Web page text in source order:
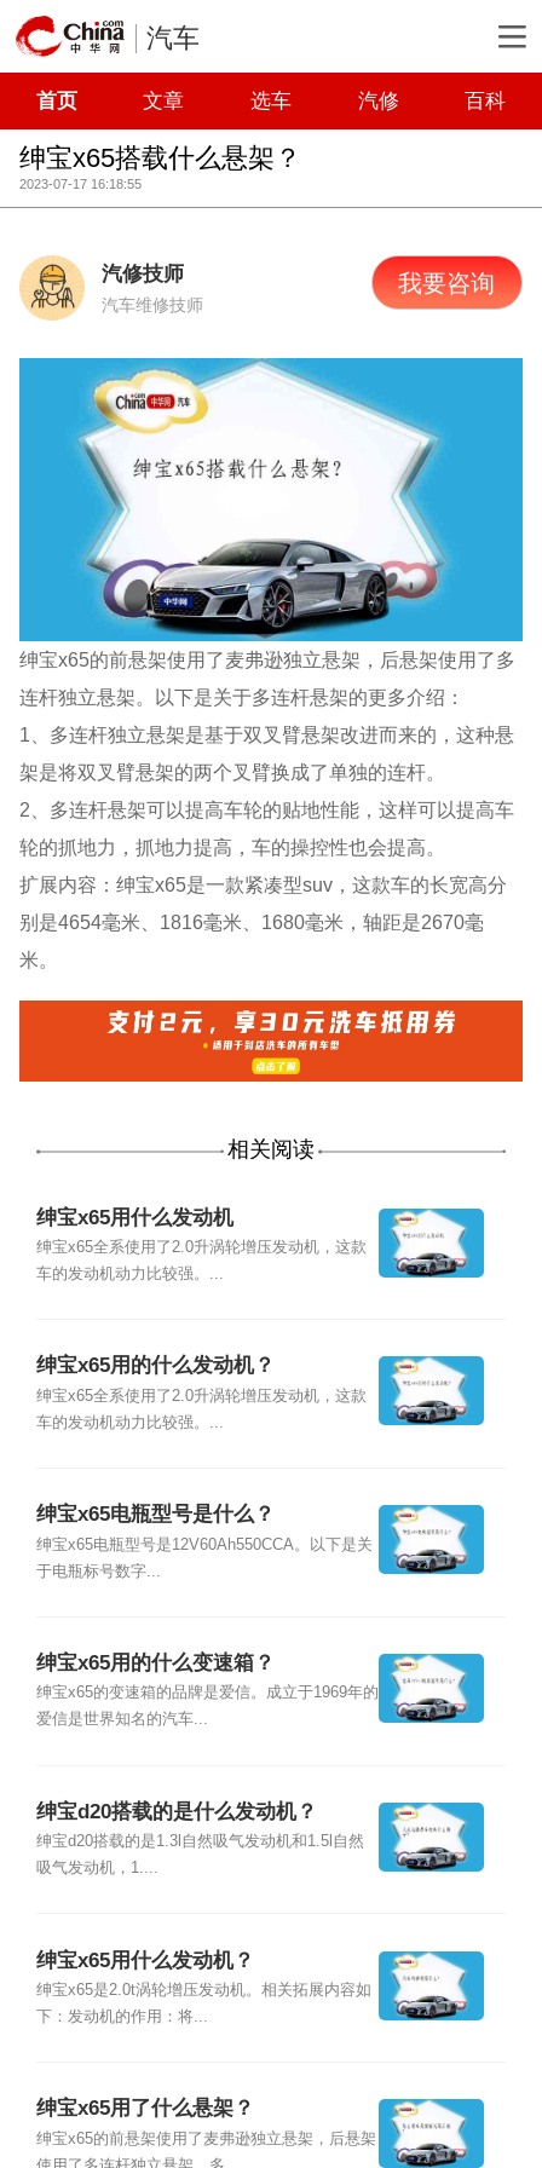
汽车
首页 文章 选车 汽修 百科
绅宝x65搭载什么悬架？
2023-07-17 16:18:55
汽修技师
汽车维修技师
我要咨询
绅宝x65的前悬架使用了麦弗逊独立悬架，后悬架使用了多
连杆独立悬架。以下是关于多连杆悬架的更多介绍：
1、多连杆独立悬架是基于双叉臂悬架改进而来的，这种悬
架是将双叉臂悬架的两个叉臂换成了单独的连杆。
2、多连杆悬架可以提高车轮的贴地性能，这样可以提高车
轮的抓地力，抓地力提高，车的操控性也会提高。
扩展内容：绅宝x65是一款紧凑型suv，这款车的长宽高分
别是4654毫米、1816毫米、1680毫米，轴距是2670毫
米。
相关阅读
绅宝x65用什么发动机
绅宝x65全系使用了2.0升涡轮增压发动机，这款
车的发动机动力比较强。...
绅宝x65用的什么发动机？
绅宝x65全系使用了2.0升涡轮增压发动机，这款
车的发动机动力比较强。...
绅宝x65电瓶型号是什么？
绅宝x65电瓶型号是12V60Ah550CCA。以下是关
于电瓶标号数字...
绅宝x65用的什么变速箱？
绅宝x65的变速箱的品牌是爱信。成立于1969年的
爱信是世界知名的汽车...
绅宝d20搭载的是什么发动机？
绅宝d20搭载的是1.3l自然吸气发动机和1.5l自然
吸气发动机，1....
绅宝x65用什么发动机？
绅宝x65是2.0t涡轮增压发动机。相关拓展内容如
下：发动机的作用：将...
绅宝x65用了什么悬架？
绅宝x65的前悬架使用了麦弗逊独立悬架，后悬架